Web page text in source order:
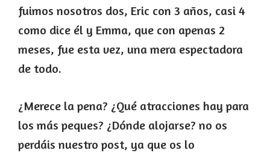
fuimos nosotros dos, Eric con 3 años, casi 4
como dice él y Emma, que con apenas 2
meses, fue esta vez, una mera espectadora
de todo.
¿Merece la pena? ¿Qué atracciones hay para
los más peques? ¿Dónde alojarse? no os
perdáis nuestro post, ya que os lo